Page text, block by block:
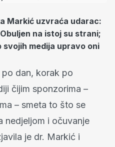
Markić uzvraća udarac:
na istoj su strani;
medija upravo oni
dan, korak po
čijim sponzorima –
– smeta to što se
nedjeljom i očuvanje
je dr. Markić i